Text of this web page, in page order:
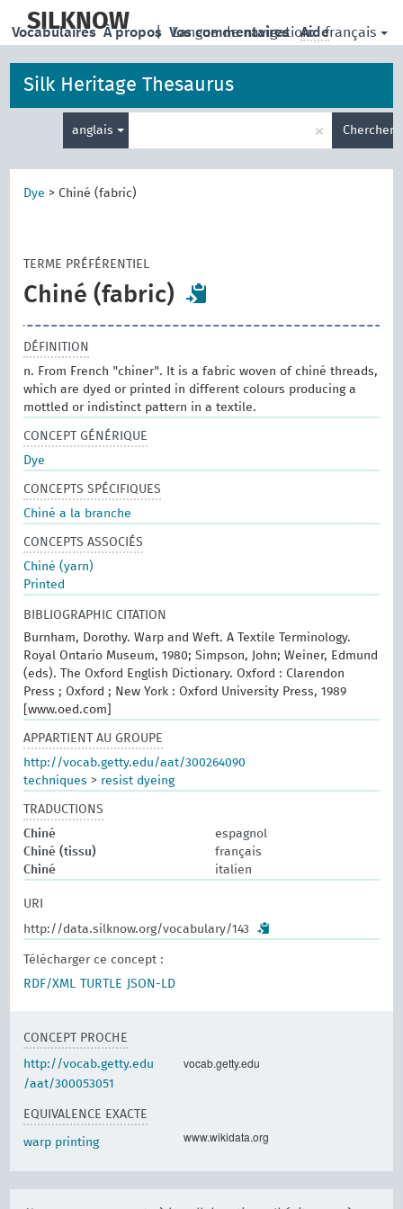
main
SILKNOW | Langue de navigation: français
Vocabulaires À propos Vos commentaires Aide
Silk Heritage Thesaurus
anglais
de
recherche
× Chercher
Dye > Chiné (fabric)
TERME PRÉFÉRENTIEL
Chiné (fabric)
DÉFINITION
n. From French "chiner". It is a fabric woven of chiné threads,
which are dyed or printed in different colours producing a
mottled or indistinct pattern in a textile.
CONCEPT GÉNÉRIQUE
Dye
CONCEPTS SPÉCIFIQUES
Chiné a la branche
CONCEPTS ASSOCIÉS
Chiné (yarn)
Printed
BIBLIOGRAPHIC CITATION
Burnham, Dorothy. Warp and Weft. A Textile Terminology.
Royal Ontario Museum, 1980; Simpson, John; Weiner, Edmund
(eds). The Oxford English Dictionary. Oxford : Clarendon
Press ; Oxford ; New York : Oxford University Press, 1989
[www.oed.com]
APPARTIENT AU GROUPE
http://vocab.getty.edu/aat/300264090
techniques > resist dyeing
TRADUCTIONS
Chiné
espagnol
Chiné (tissu)
français
Chiné
italien
URI
http://data.silknow.org/vocabulary/143
Télécharger ce concept :
RDF/XML
TURTLE JSON-LD
CONCEPT PROCHE
http://vocab.getty.edu
/aat/300053051
vocab.getty.edu
EQUIVALENCE EXACTE
warp printing www.wikidata.org